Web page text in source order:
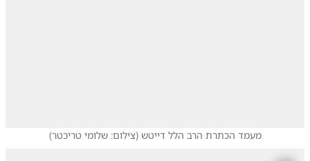
מעמד הכתרת הרב הלל דייטש (צילום: שלומי טריכטר)